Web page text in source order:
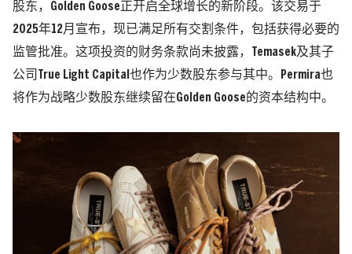
股东，Golden Goose正开启全球增长的新阶段。该交易于
2025年12月宣布，现已满足所有交割条件，包括获得必要的
监管批准。这项投资的财务条款尚未披露，Temasek及其子
公司True Light Capital也作为少数股东参与其中。Permira也
将作为战略少数股东继续留在Golden Goose的资本结构中。